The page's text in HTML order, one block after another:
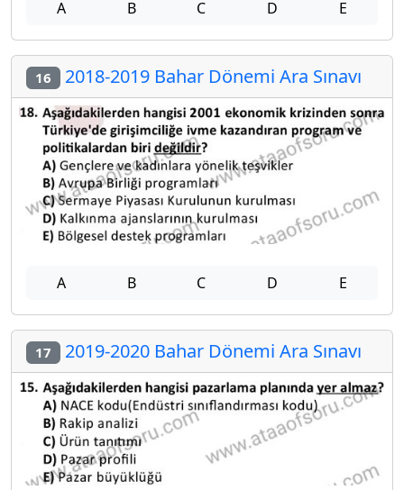
A B C D E
16 2018-2019 Bahar Dönemi Ara Sınavı
A B C D E
17 2019-2020 Bahar Dönemi Ara Sınavı